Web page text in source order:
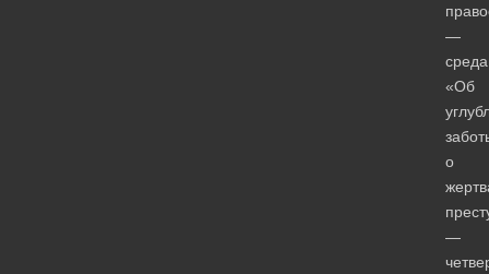
—
«Об
о
—